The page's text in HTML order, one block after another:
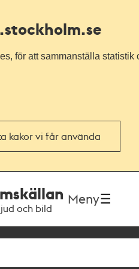
.stockholm.se
för att sammanställa statistik
kakor vi får använda
och bild
Meny